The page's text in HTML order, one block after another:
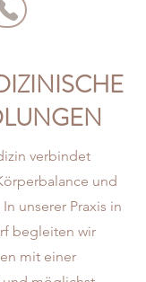
verbindet
und
unserer Praxis in
begleiten wir
mit einer